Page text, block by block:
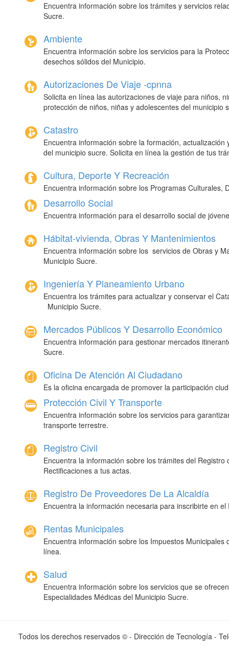
Encuentra información sobre los trámites y servicios
sucre.
Ambiente
Encuentra información sobre los servicios para la
desechos sólidos del
municipio.
Autorizaciones De Viaje -cpnna
Solicita en línea las autorizaciones de viaje para niños,
protección de niños, niñas y adolescentes del municipio
Catastro
encuentra información sobre la formación,
del municipio sucre.
solicita en línea la gestión de tus
Cultura, Deporte Y Recreación
Encuentra información sobre los programas culturales,
Desarrollo Social
Encuentra información para el desarrollo social de
Hábitat-vivienda, Obras Y Mantenimientos
Encuentra información sobre los servicios de obras y
municipio
sucre.
Ingeniería Y Planeamiento Urbano
Encuentra los trámites para actualizar y conservar el
municipio
sucre.
Mercados Públicos Y Desarrollo Económico
Encuentra información para gestionar mercados
sucre.
Oficina De Atención Al Ciudadano
Es la oficina encargada de promover la participación
Protección Civil Y Transporte
Encuentra información sobre los servicios para
transporte terrestre.
Registro Civil
Encuentra la información sobre los trámites del registro
rectificaciones a tus actas.
Registro De Proveedores De La Alcaldía
Encuentra la información necesaria para inscribirte en el
Rentas Municipales
Encuentra información sobre los impuestos municipales
línea.
Salud
Encuentra información sobre los servicios que se
especialidades
médicas del municipio sucre.
Todos los derechos reservados © - Dirección de Tecnología -